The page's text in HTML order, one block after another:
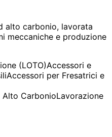
alto carbonio, lavorata
meccaniche e produzione
(LOTO)Accessori e
Accessori per Fresatrici e
Alto CarbonioLavorazione